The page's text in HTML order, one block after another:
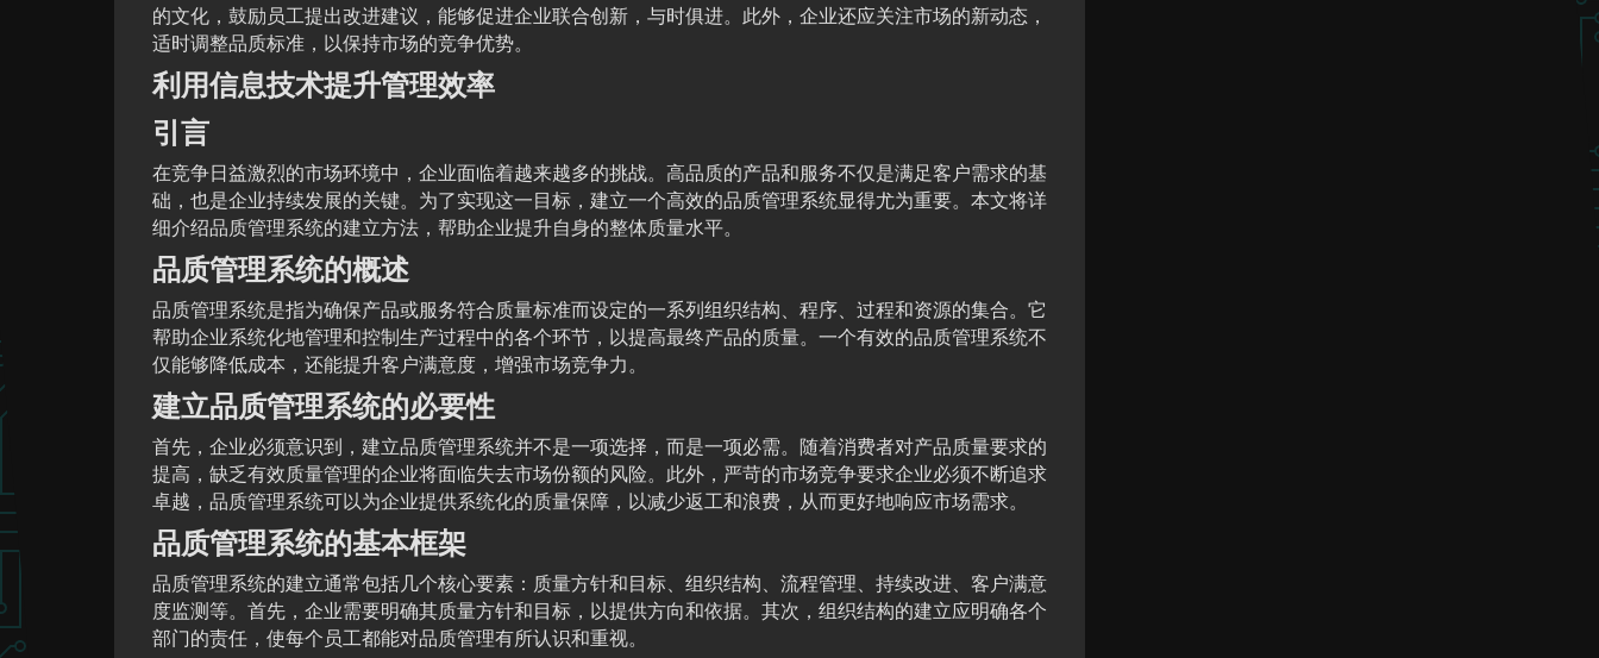
的文化，鼓励员工提出改进建议，能够促进企业联合创新，与时俱进。此外，企业还应关注市场的新动态，
适时调整品质标准，以保持市场的竞争优势。
利用信息技术提升管理效率
引言
在竞争日益激烈的市场环境中，企业面临着越来越多的挑战。高品质的产品和服务不仅是满足客户需求的基
础，也是企业持续发展的关键。为了实现这一目标，建立一个高效的品质管理系统显得尤为重要。本文将详
细介绍品质管理系统的建立方法，帮助企业提升自身的整体质量水平。
品质管理系统的概述
品质管理系统是指为确保产品或服务符合质量标准而设定的一系列组织结构、程序、过程和资源的集合。它
帮助企业系统化地管理和控制生产过程中的各个环节，以提高最终产品的质量。一个有效的品质管理系统不
仅能够降低成本，还能提升客户满意度，增强市场竞争力。
建立品质管理系统的必要性
首先，企业必须意识到，建立品质管理系统并不是一项选择，而是一项必需。随着消费者对产品质量要求的
提高，缺乏有效质量管理的企业将面临失去市场份额的风险。此外，严苛的市场竞争要求企业必须不断追求
卓越，品质管理系统可以为企业提供系统化的质量保障，以减少返工和浪费，从而更好地响应市场需求。
品质管理系统的基本框架
品质管理系统的建立通常包括几个核心要素：质量方针和目标、组织结构、流程管理、持续改进、客户满意
度监测等。首先，企业需要明确其质量方针和目标，以提供方向和依据。其次，组织结构的建立应明确各个
部门的责任，使每个员工都能对品质管理有所认识和重视。